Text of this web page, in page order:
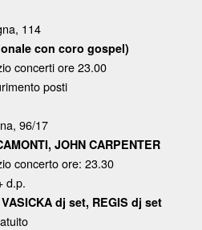
114
con coro gospel)
concerti ore 23.00
posti
96/17
JOHN CARPENTER
concerto ore: 23.30
d.p.
dj set, REGIS dj set